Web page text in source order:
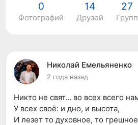
0
Фотографий
14
Друзей
27
Групп
Николай Емельяненко
2 года назад
Никто не свят… во всех всего
У всех своё: и дно, и высота,
И лезет то духовное, то